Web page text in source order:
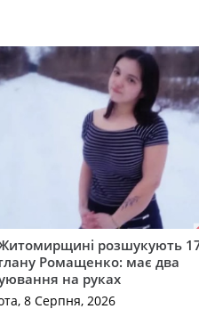
розшукують
Ромащенко: має два
на руках
8 Серпня, 2026